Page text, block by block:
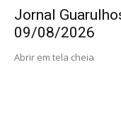
Jornal
09/08/2026
Abrir em tela cheia